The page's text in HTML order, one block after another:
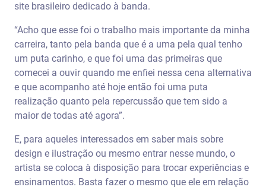
site brasileiro dedicado à banda.
“Acho que esse foi o trabalho mais importante da minha
carreira, tanto pela banda que é a uma pela qual tenho
um puta carinho, e que foi uma das primeiras que
comecei a ouvir quando me enfiei nessa cena alternativa
e que acompanho até hoje então foi uma puta
realização quanto pela repercussão que tem sido a
maior de todas até agora”.
E, para aqueles interessados em saber mais sobre
design e ilustração ou mesmo entrar nesse mundo, o
artista se coloca à disposição para trocar experiências e
ensinamentos. Basta fazer o mesmo que ele em relação